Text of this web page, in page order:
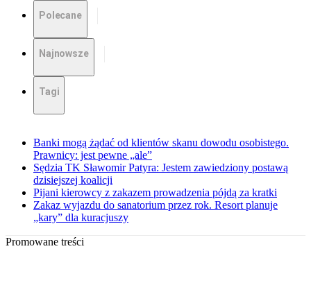
Polecane
Najnowsze
Tagi
Banki mogą żądać od klientów skanu dowodu osobistego.
Prawnicy: jest pewne „ale”
Sędzia TK Sławomir Patyra: Jestem zawiedziony postawą
dzisiejszej koalicji
Pijani kierowcy z zakazem prowadzenia pójdą za kratki
Zakaz wyjazdu do sanatorium przez rok. Resort planuje
„kary” dla kuracjuszy
Promowane treści